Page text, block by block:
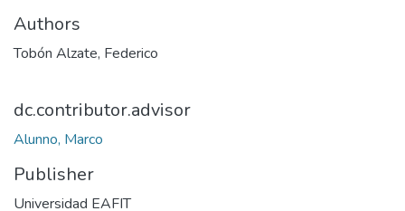
Authors
Tobón Alzate, Federico
dc.contributor.advisor
Alunno, Marco
Publisher
Universidad EAFIT